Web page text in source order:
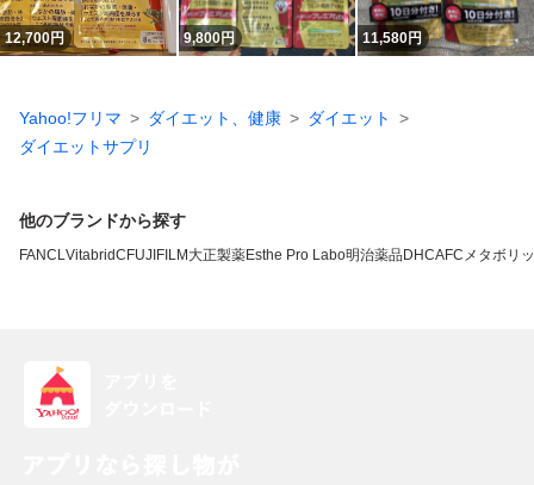
12,700円 9,800円 11,580円
Yahoo!フリマ ダイエット、健康
ダイエット
ダイエットサプリ
他のブランドから探す
FANCLVitabridC FUJIFILM 大正製薬Esthe Pro Labo明治薬品DHCAFC メタボリ